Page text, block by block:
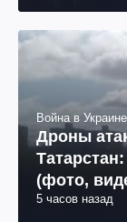
Война в Украине
Дроны
(фото,
5 часов назад